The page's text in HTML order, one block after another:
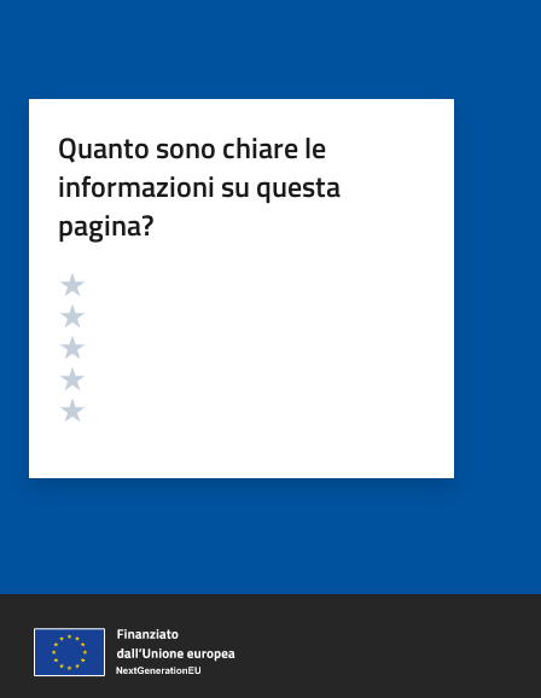
Quanto sono chiare le
informazioni su questa
pagina?
Valutazione